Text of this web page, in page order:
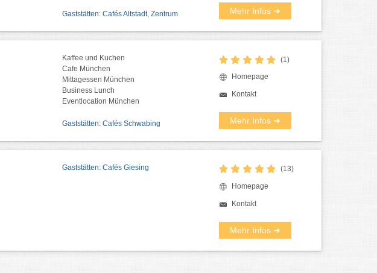
Gaststätten: Cafés Altstadt, Zentrum Mehr Infos ➜
Kaffee und Kuchen
Cafe München
Mittagessen München
Business Lunch
Eventlocation München
Gaststätten: Cafés Schwabing
(1)
Homepage
Kontakt
Mehr Infos ➜
Gaststätten: Cafés Giesing (13)
Homepage
Kontakt
Mehr Infos ➜